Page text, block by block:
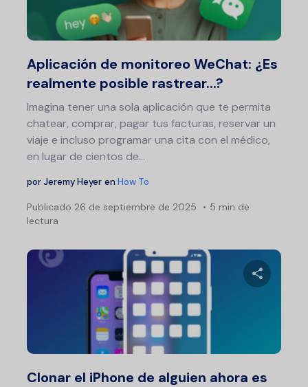
Aplicación de monitoreo WeChat: ¿Es
realmente posible rastrear...?
Imagina tener una sola aplicación que te permita
chatear, comprar, pagar tus facturas, reservar un
viaje e incluso programar una cita con el médico,
en lugar de cientos de...
porJeremy Heyer en How To
Publicado 26 de septiembre de 2025
5 min de
lectura
Clonar el iPhone de alguien ahora es